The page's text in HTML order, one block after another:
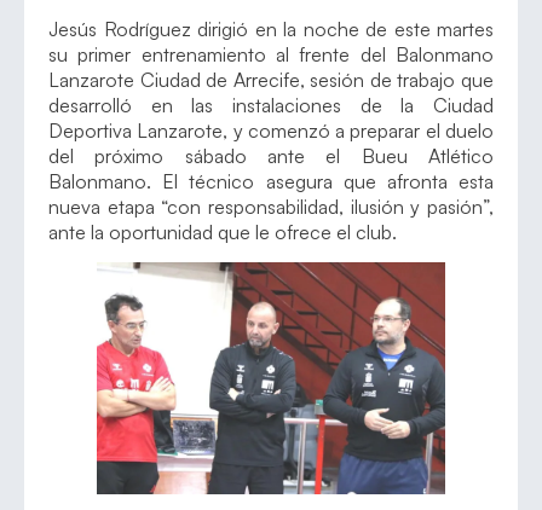
Jesús Rodríguez dirigió en la noche de este martes
su primer entrenamiento al frente del Balonmano
Lanzarote Ciudad de Arrecife, sesión de trabajo que
desarrolló en las instalaciones de la Ciudad
Deportiva Lanzarote, y comenzó a preparar el duelo
del próximo sábado ante el Bueu Atlético
Balonmano. El técnico asegura que afronta esta
nueva etapa “con responsabilidad, ilusión y pasión”,
ante la oportunidad que le ofrece el club.